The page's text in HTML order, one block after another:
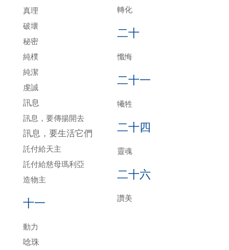
真理
破壞
秘密
純樸
純潔
虔誠
訊息
訊息，要傳揚開去
訊息，要生活它們
託付給天主
託付給慈母瑪利亞
造物主
十一
動力
唸珠
轉化
二十
懺悔
二十一
犧牲
二十四
靈魂
二十六
讚美